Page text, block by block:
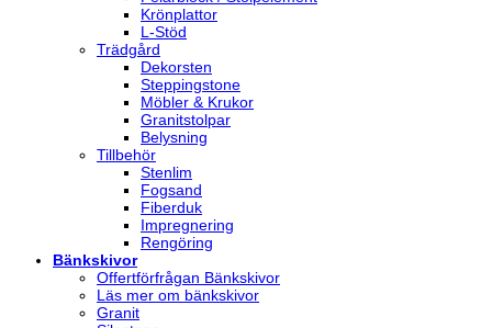
Krönplattor
L-Stöd
Trädgård
Dekorsten
Steppingstone
Möbler & Krukor
Granitstolpar
Belysning
Tillbehör
Stenlim
Fogsand
Fiberduk
Impregnering
Rengöring
Bänkskivor
Offertförfrågan Bänkskivor
Läs mer om bänkskivor
Granit